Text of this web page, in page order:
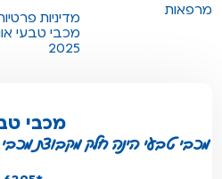
מרפאות
מדיניות
מכבי טבעי
2025
מכבי
מכבי טבעי הינה חלק מקבוצת